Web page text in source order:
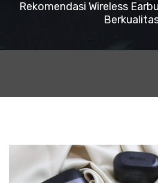
Rekomendasi Wireless